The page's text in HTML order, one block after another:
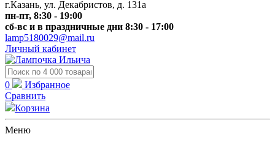
г.Казань, ул. Декабристов, д. 131а
пн-пт, 8:30 - 19:00
сб-вс и в праздничные дни 8:30 - 17:00
lamp5180029@mail.ru
Личный кабинет
0
Избранное
Сравнить
Корзина
Меню